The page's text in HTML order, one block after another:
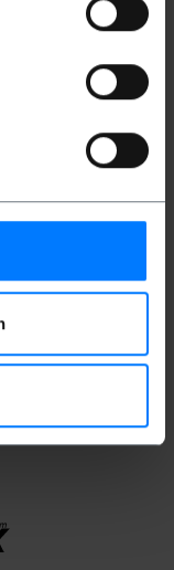
un extrem i
verificat
Secció total
la fibra kevlar i
cm